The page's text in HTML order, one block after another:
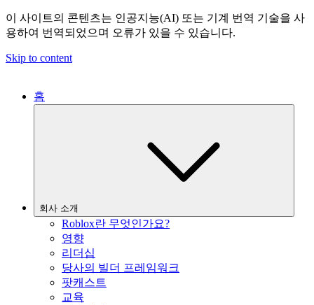
이 사이트의 콘텐츠는 인공지능(AI) 또는 기계 번역 기술을 사
용하여 번역되었으며 오류가 있을 수 있습니다.
Skip to content
홈
회사 소개
Roblox란 무엇인가요?
영향
리더십
당사의 빌더 프레임워크
팟캐스트
교육